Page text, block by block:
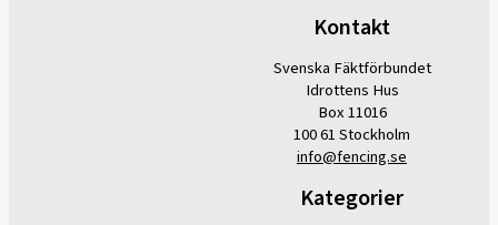
Kontakt
Svenska Fäktförbundet
Idrottens Hus
Box 11016
100 61 Stockholm
info@fencing.se
Kategorier